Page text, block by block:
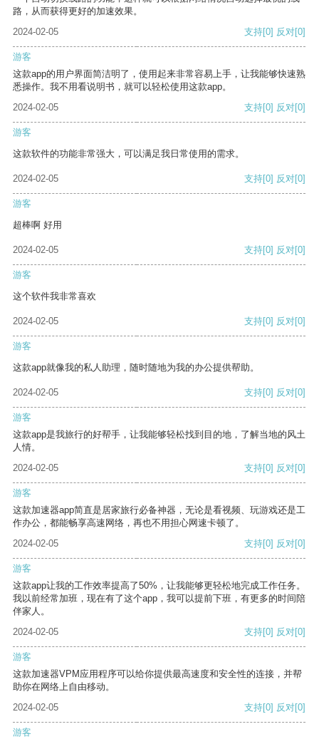
路，从而获得更好的加速效果。
2024-02-05
支持[0] 反对[0]
游客
这款app的用户界面简洁明了，使用起来非常容易上手，让我能够快速熟
悉操作。我不用看说明书，就可以轻松使用这款app。
2024-02-05
支持[0] 反对[0]
游客
这款软件的功能非常强大，可以满足我日常使用的需求。
2024-02-05 支持[0] 反对[0]
游客
超棒啊 好用
2024-02-05 支持[0] 反对[0]
游客
这个软件我非常喜欢
2024-02-05 支持[0] 反对[0]
游客
这款app就像我的私人助理，随时随地为我的办公提供帮助。
2024-02-05 支持[0] 反对[0]
游客
这款app是我旅行的好帮手，让我能够轻松找到目的地，了解当地的风土
人情。
2024-02-05
支持[0] 反对[0]
游客
这款加速器app简直是居家旅行必备神器，无论是看视频、玩游戏还是工
作办公，都能畅享高速网络，再也不用担心网速卡顿了。
2024-02-05
支持[0] 反对[0]
游客
这款app让我的工作效率提高了50%，让我能够更轻松地完成工作任务。
我以前经常加班，现在有了这个app，我可以提前下班，有更多的时间陪
伴家人。
2024-02-05
支持[0] 反对[0]
游客
这款加速器VPM应用程序可以给你提供最高速度和安全性的连接，并帮
助你在网络上自由移动。
2024-02-05
支持[0] 反对[0]
游客